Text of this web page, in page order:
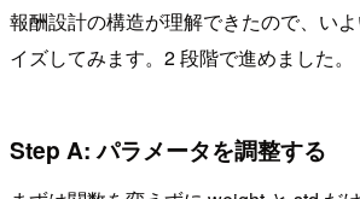
報酬設計の構造が理解できたので、い
イズしてみます。2 段階で進めました。
Step A: パラメータを調整する